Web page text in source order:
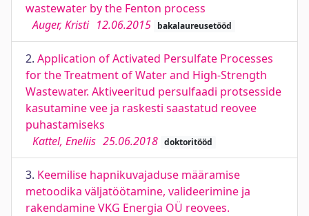
wastewater by the Fenton process
Auger, Kristi 12.06.2015 bakalaureusetööd
2. Application of Activated Persulfate Processes
for the Treatment of Water and High-Strength
Wastewater. Aktiveeritud persulfaadi protsesside
kasutamine vee ja raskesti saastatud reovee
puhastamiseks
Kattel, Eneliis 25.06.2018 doktoritööd
3. Keemilise hapnikuvajaduse määramise
metoodika väljatöötamine, valideerimine ja
rakendamine VKG Energia OÜ reovees.